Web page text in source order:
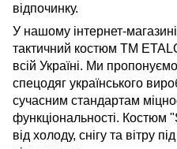
відпочинку.
У нашому інтернет-
тактичний костюм TM
всій Україні. Ми
спецодяг українського
сучасним стандартам
функціональності. Костюм
від холоду, снігу та вітру